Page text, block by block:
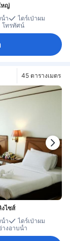
หญ่
ำ
ไดร์เป่าผม
โทรทัศน์
45 ตารางเมตร
งไซส์
ำ
ไดร์เป่าผม
างอาบน้ำ